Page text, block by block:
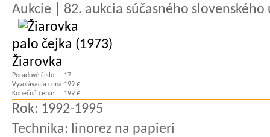
Aukcie | 82. aukcia súčasného slovenského
palo čejka (1973)
Žiarovka
Poradové číslo:
17
Vyvolávacia cena:199 €
Konečná cena:
199 €
Rok: 1992-1995
Technika: linorez na papieri